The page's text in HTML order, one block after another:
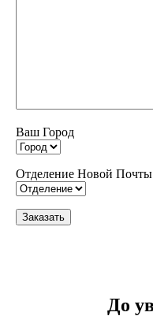
До
Ваш Город
Отделение Новой Почты